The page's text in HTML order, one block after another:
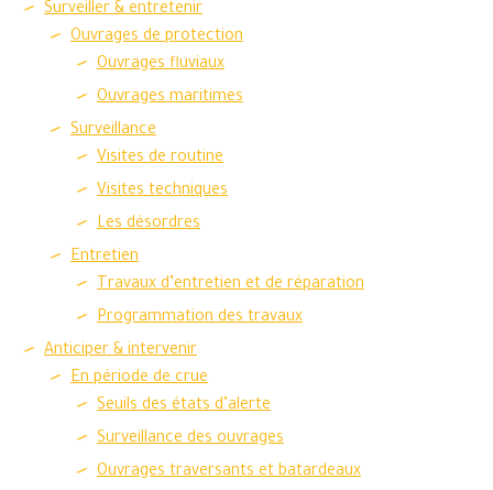
Surveiller & entretenir
Ouvrages de protection
Ouvrages fluviaux
Ouvrages maritimes
Surveillance
Visites de routine
Visites techniques
Les désordres
Entretien
Travaux d’entretien et de réparation
Programmation des travaux
Anticiper & intervenir
En période de crue
Seuils des états d’alerte
Surveillance des ouvrages
Ouvrages traversants et batardeaux